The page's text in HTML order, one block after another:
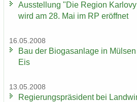
Aus­stel­lung "Die Re­gi­on
wird am 28. Mai im RP er­öff­net
16.05.2008
Bau der Bio­gas­an­la­ge in
Eis
13.05.2008
Re­gie­rungs­prä­si­dent bei